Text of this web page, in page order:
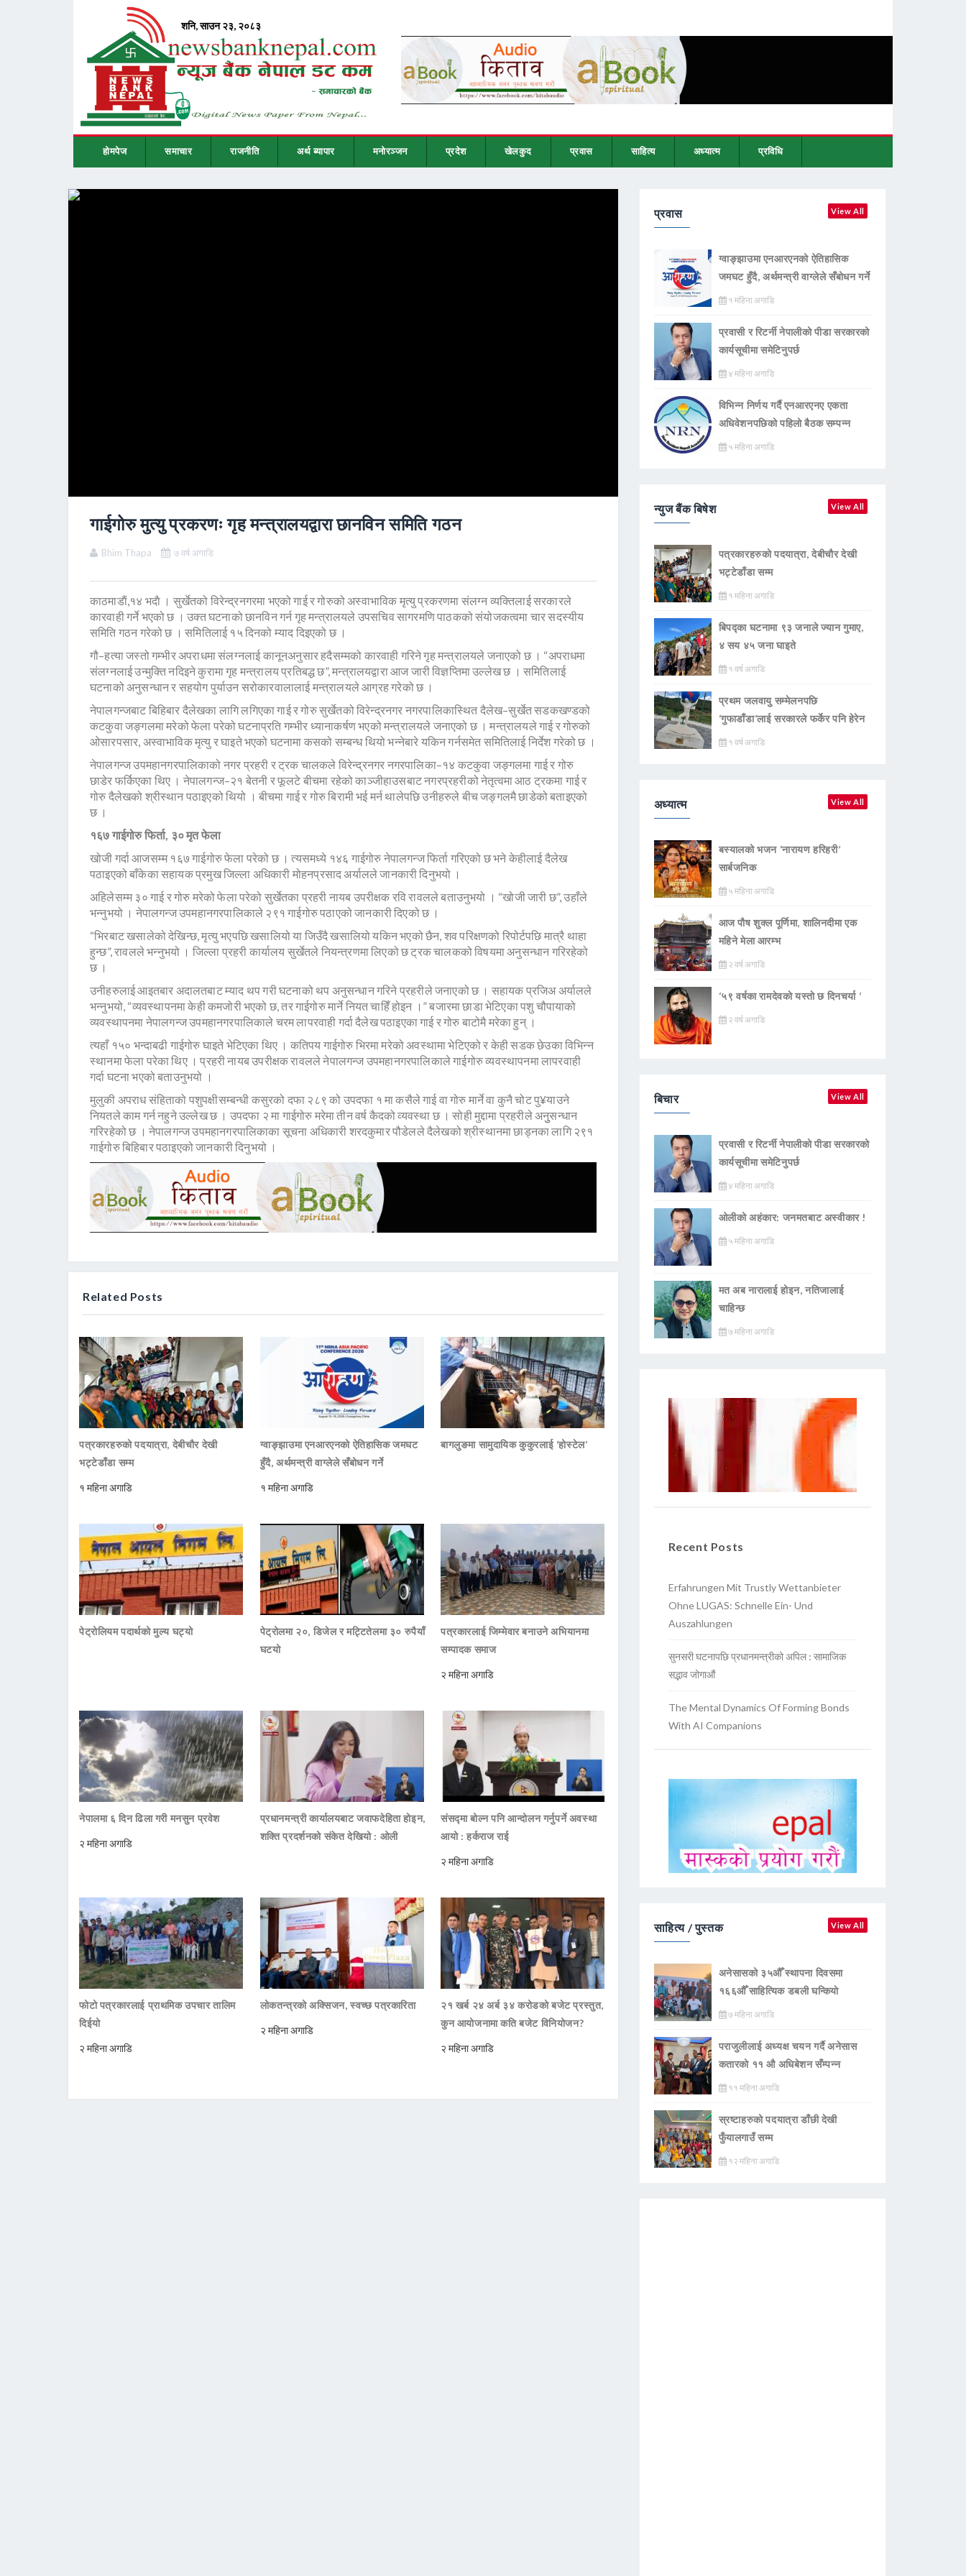
होमपेज समाचार राजनीति अर्थ ब्यापार मनोरञ्जन प्रदेश खेलकुद प्रवास साहित्य अध्यात्म प्रविधि
गाईगोरु मुत्यु प्रकरणः गृह मन्त्रालयद्वारा छानविन समिति गठन
Bhim Thapa ७ वर्ष अगाडि
काठमाडाैं,१४ भदाै । सुर्खेतको विरेन्द्रनगरमा भएको गाई र गोरुको अस्वाभाविक मृत्यु प्रकरणमा संलग्न व्यक्तिलाई सरकारले
कारवाही गर्ने भएको छ । उक्त घटनाको छानविन गर्न गृह मन्त्रालयले उपसचिव सागरमणि पाठकको संयोजकत्वमा चार सदस्यीय
समिति गठन गरेको छ । समितिलाई १५ दिनको म्याद दिइएको छ ।
गौ–हत्या जस्तो गम्भीर अपराधमा संलग्नलाई कानूनअनुसार हदैसम्मको कारवाही गरिने गृह मन्त्रालयले जनाएको छ । “अपराधमा
संलग्नलाई उन्मुक्ति नदिइने कुरामा गृह मन्त्रालय प्रतिबद्ध छ”, मन्त्रालयद्वारा आज जारी विज्ञप्तिमा उल्लेख छ । समितिलाई
घटनाको अनुसन्धान र सहयोग पुर्याउन सरोकारवालालाई मन्त्रालयले आग्रह गरेको छ ।
नेपालगन्जबाट बिहिबार दैलेखका लागि लगिएका गाई र गोरु सुर्खेतको विरेन्द्रनगर नगरपालिकास्थित दैलेख–सुर्खेत सडकखण्डको
कटकुवा जङ्गलमा मरेको फेला परेको घटनाप्रति गम्भीर ध्यानाकर्षण भएको मन्त्रालयले जनाएको छ । मन्त्रालयले गाई र गोरुको
ओसारपसार, अस्वाभाविक मृत्यु र घाइते भएको घटनामा कसको सम्बन्ध थियो भन्नेबारे यकिन गर्नसमेत समितिलाई निर्देश गरेको छ ।
नेपालगन्ज उपमहानगरपालिकाको नगर प्रहरी र ट्रक चालकले विरेन्द्रनगर नगरपालिका–१४ कटकुवा जङ्गलमा गाई र गोरु
छाडेर फर्किएका थिए । नेपालगन्ज–२१ बेतनी र फूलटे बीचमा रहेको काञ्जीहाउसबाट नगरप्रहरीको नेतृत्वमा आठ ट्रकमा गाई र
गोरु दैलेखको श्रीस्थान पठाइएको थियो । बीचमा गाई र गोरु बिरामी भई मर्न थालेपछि उनीहरुले बीच जङ्गलमै छाडेको बताइएको
छ ।
१६७ गाईगोरु फिर्ता, ३० मृत फेला
खोजी गर्दा आजसम्म १६७ गाईगोरु फेला परेको छ । त्यसमध्ये १४६ गाईगोरु नेपालगन्ज फिर्ता गरिएको छ भने केहीलाई दैलेख
पठाइएको बाँकेका सहायक प्रमुख जिल्ला अधिकारी मोहनप्रसाद अर्यालले जानकारी दिनुभयो ।
अहिलेसम्म ३० गाई र गोरु मरेको फेला परेको सुर्खेतका प्रहरी नायब उपरीक्षक रवि रावलले बताउनुभयो । “खोजी जारी छ”, उहाँले
भन्नुभयो । नेपालगन्ज उपमहानगरपालिकाले २९१ गाईगोरु पठाएको जानकारी दिएको छ ।
“भिरबाट खसालेको देखिन्छ, मृत्यु भएपछि खसालियो या जिउँदै खसालियो यकिन भएको छैन, शव परिक्षणको रिपोर्टपछि मात्रै थाहा
हुन्छ”, रावलले भन्नुभयो । जिल्ला प्रहरी कार्यालय सुर्खेतले नियन्त्रणमा लिएको छ ट्रक चालकको विषयमा अनुसन्धान गरिरहेको
छ ।
उनीहरुलाई आइतबार अदालतबाट म्याद थप गरी घटनाको थप अनुसन्धान गरिने प्रहरीले जनाएको छ । सहायक प्रजिअ अर्यालले
भन्नुभयो, “व्यवस्थापनमा केही कमजोरी भएको छ, तर गाईगोरु मार्ने नियत चाहिँ होइन ।” बजारमा छाडा भेटिएका पशु चौपायाको
व्यवस्थापनमा नेपालगन्ज उपमहानगरपालिकाले चरम लापरवाही गर्दा दैलेख पठाइएका गाई र गोरु बाटोमै मरेका हुन् ।
त्यहाँ १५० भन्दाबढी गाईगोरु घाइते भेटिएका थिए । कतिपय गाईगोरु भिरमा मरेको अवस्थामा भेटिएको र केही सडक छेउका विभिन्न
स्थानमा फेला परेका थिए । प्रहरी नायब उपरीक्षक रावलले नेपालगन्ज उपमहानगरपालिकाले गाईगोरु व्यवस्थापनमा लापरवाही
गर्दा घटना भएको बताउनुभयो ।
मुलुकी अपराध संहिताको पशुपक्षीसम्बन्धी कसुरको दफा २८९ को उपदफा १ मा कसैले गाई वा गोरु मार्ने वा कुनै चोट पु¥याउने
नियतले काम गर्न नहुने उल्लेख छ । उपदफा २ मा गाईगोरु मरेमा तीन वर्ष कैदको व्यवस्था छ । सोही मुद्दामा प्रहरीले अनुुसन्धान
गरिरहेको छ । नेपालगन्ज उपमहानगरपालिकाका सूचना अधिकारी शरदकुमार पौडेलले दैलेखको श्रीस्थानमा छाड्नका लागि २९१
गाईगोरु बिहिबार पठाइएको जानकारी दिनुभयो ।
Related Posts
पत्रकारहरुको पदयात्रा, देबीचौर देखी
भट्टेडाँडा सम्म
१ महिना अगाडि
ग्वाङ्झाउमा एनआरएनको ऐतिहासिक जमघट
हुँदै, अर्थमन्त्री वाग्लेले सँबोधन गर्ने
१ महिना अगाडि
बागलुङमा सामुदायिक कुकुरलाई ‘होस्टेल’
पेट्रोलियम पदार्थको मुल्य घट्यो
पेट्रोलमा २०, डिजेल र मट्टितेलमा ३० रुपैयाँ
घटयो
पत्रकारलाई जिम्मेवार बनाउने अभियानमा
सम्पादक समाज
२ महिना अगाडि
नेपालमा ६ दिन ढिला गरी मनसुन प्रवेश
२ महिना अगाडि
प्रधानमन्त्री कार्यालयबाट जवाफदेहिता होइन,
शक्ति प्रदर्शनको संकेत देखियो : ओली
संसद्मा बोल्न पनि आन्दोलन गर्नुपर्ने अवस्था
आयो : हर्कराज राई
२ महिना अगाडि
फोटो पत्रकारलाई प्राथमिक उपचार तालिम
दिईयो
२ महिना अगाडि
लोकतन्त्रको अक्सिजन, स्वच्छ पत्रकारिता
२ महिना अगाडि
२१ खर्ब २४ अर्ब ३४ करोडको बजेट प्रस्तुत,
कुन आयोजनामा कति बजेट विनियोजन?
२ महिना अगाडि
प्रवास View All
ग्वाङ्झाउमा एनआरएनको ऐतिहासिक
जमघट हुँदै, अर्थमन्त्री वाग्लेले सँबोधन गर्ने
१ महिना अगाडि
प्रवासी र रिटर्नी नेपालीको पीडा सरकारको
कार्यसूचीमा समेटिनुपर्छ
४ महिना अगाडि
विभिन्न निर्णय गर्दै एनआरएनए एकता
अधिवेशनपछिको पहिलो बैठक सम्पन्न
५ महिना अगाडि
न्युज बैंक बिषेश View All
पत्रकारहरुको पदयात्रा, देबीचौर देखी
भट्टेडाँडा सम्म
१ महिना अगाडि
बिपद्का घटनामा ९३ जनाले ज्यान गुमाए,
४ सय ४५ जना घाइते
१ वर्ष अगाडि
प्रथम जलवायु सम्मेलनपछि
‘गुफाडाँडा’लाई सरकारले फर्केर पनि हेरेन
१ वर्ष अगाडि
अध्यात्म View All
बस्यालको भजन ‘नारायण हरिहरी’
सार्बजनिक
५ महिना अगाडि
आज पौष शुक्ल पूर्णिमा, शालिनदीमा एक
महिने मेला आरम्भ
२ वर्ष अगाडि
‘५९ वर्षका रामदेवकाे यस्ताे छ दिनचर्या ’
२ वर्ष अगाडि
बिचार View All
प्रवासी र रिटर्नी नेपालीको पीडा सरकारको
कार्यसूचीमा समेटिनुपर्छ
४ महिना अगाडि
ओलीको अहंकार: जनमतबाट अस्वीकार !
५ महिना अगाडि
मत अब नारालाई होइन, नतिजालाई
चाहिन्छ
७ महिना अगाडि
Recent Posts
Erfahrungen Mit Trustly Wettanbieter
Ohne LUGAS: Schnelle Ein- Und
Auszahlungen
सुनसरी घटनापछि प्रधानमन्त्रीको अपिल : सामाजिक
सद्भाव जोगाऔं
The Mental Dynamics Of Forming Bonds
With AI Companions
साहित्य / पुस्तक View All
अनेसासको ३५औँ स्थापना दिवसमा
१६६औँ साहित्यिक डबली घन्कियाे
७ महिना अगाडि
पराजुलीलाई अध्यक्ष चयन गर्दै अनेसास
कतारको ११ औ अधिबेशन सँम्पन्न
११ महिना अगाडि
स्रष्टाहरुको पदयात्रा डाँछी देखी
फुँयालगाउँ सम्म
१२ महिना अगाडि